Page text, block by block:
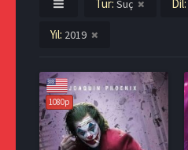
Tür: Suç Dil:
Yıl: 2019
1080p